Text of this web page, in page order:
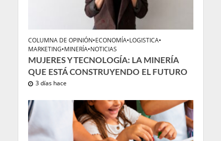
COLUMNA DE OPINIÓN•ECONOMÍA•LOGISTICA•
MARKETING•MINERÍA•NOTICIAS
MUJERES Y TECNOLOGÍA: LA MINERÍA
QUE ESTÁ CONSTRUYENDO EL FUTURO
3 días hace